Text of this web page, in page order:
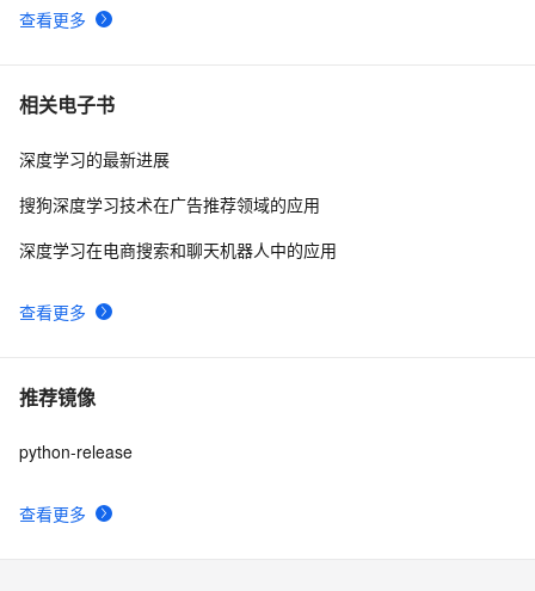
查看更多
相关电子书
查看更多
深度学习的最新进展
搜狗深度学习技术在广告推荐领域的应用
深度学习在电商搜索和聊天机器人中的应用
推荐镜像
查看更多
python-release